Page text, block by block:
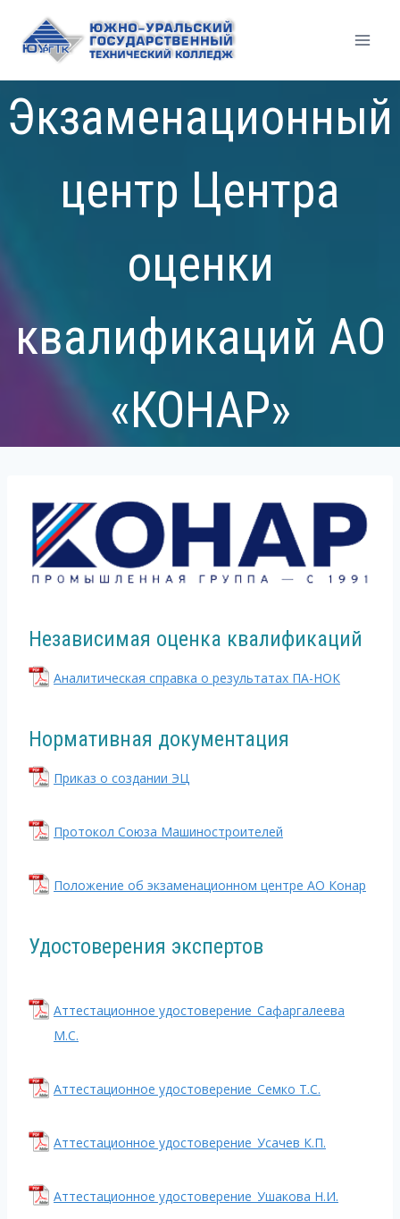
содержимому
Экзаменационный
центр Центра
оценки
квалификаций АО
«КОНАР»
Независимая оценка квалификаций
Аналитическая справка о результатах ПА-НОК
Нормативная документация
Приказ о создании ЭЦ
Протокол Союза Машиностроителей
Положение об экзаменационном центре АО Конар
Удостоверения экспертов
Аттестационное удостоверение_Сафаргалеева
М.С.
Аттестационное удостоверение_Семко Т.С.
Аттестационное удостоверение_Усачев К.П.
Аттестационное удостоверение_Ушакова Н.И.